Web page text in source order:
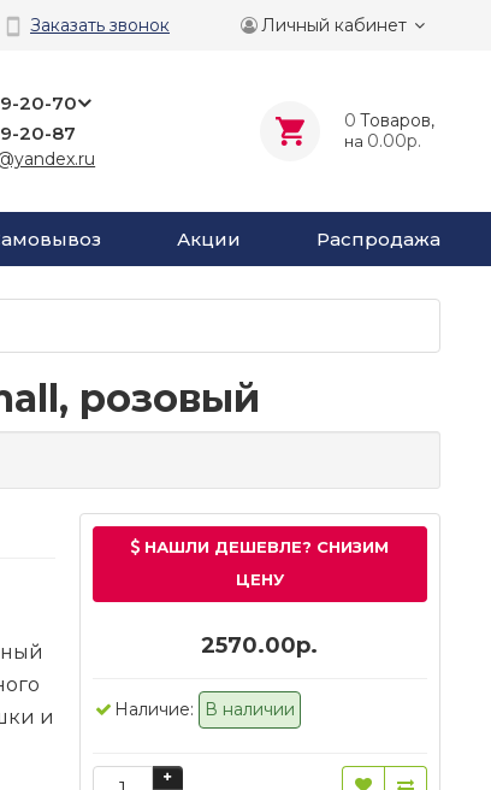
Заказать звонок Личный кабинет
20-70
20-87
0 Tоваров,
на 0.00р.
Акции Распродажа
розовый
и
НАШЛИ ДЕШЕВЛЕ? СНИЗИМ
ЦЕНУ
2570.00р.
Наличие: В наличии